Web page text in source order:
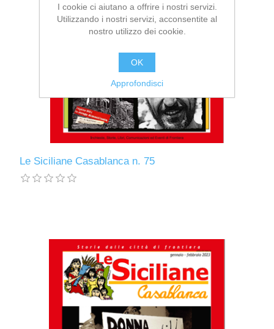
Le Siciliane Casablanca n. 75
I cookie ci aiutano a offrire i nostri servizi.
Utilizzando i nostri servizi, acconsentite al
nostro utilizzo dei cookie.
OK
Approfondisci